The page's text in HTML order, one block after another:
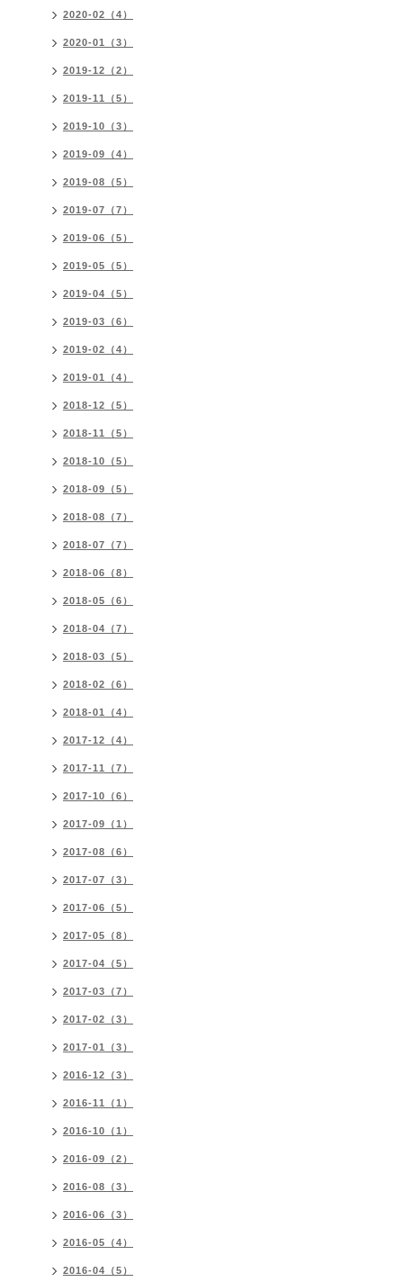
2020-02（4）
2020-01（3）
2019-12（2）
2019-11（5）
2019-10（3）
2019-09（4）
2019-08（5）
2019-07（7）
2019-06（5）
2019-05（5）
2019-04（5）
2019-03（6）
2019-02（4）
2019-01（4）
2018-12（5）
2018-11（5）
2018-10（5）
2018-09（5）
2018-08（7）
2018-07（7）
2018-06（8）
2018-05（6）
2018-04（7）
2018-03（5）
2018-02（6）
2018-01（4）
2017-12（4）
2017-11（7）
2017-10（6）
2017-09（1）
2017-08（6）
2017-07（3）
2017-06（5）
2017-05（8）
2017-04（5）
2017-03（7）
2017-02（3）
2017-01（3）
2016-12（3）
2016-11（1）
2016-10（1）
2016-09（2）
2016-08（3）
2016-06（3）
2016-05（4）
2016-04（5）